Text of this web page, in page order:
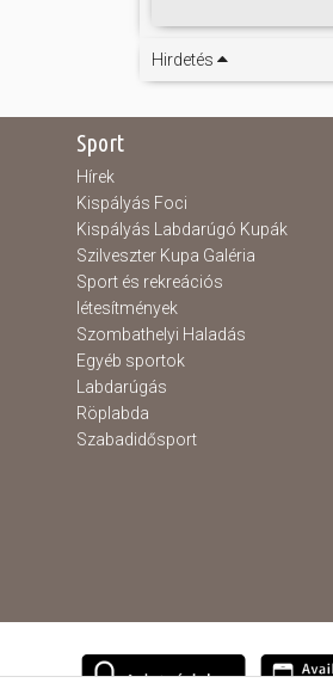
Hirdetés
Sport
Hírek
Kispályás Foci
Kispályás Labdarúgó Kupák
Szilveszter Kupa Galéria
Sport és rekreációs
létesítmények
Szombathelyi Haladás
Egyéb sportok
Labdarúgás
Röplabda
Szabadidősport